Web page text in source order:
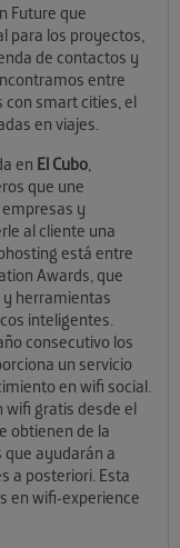
Future que
para los proyectos,
de contactos y
entre
smart cities, el
en viajes.
en El Cubo,
que une
y
al cliente una
está entre
Awards, que
y herramientas
inteligentes.
consecutivo los
un servicio
en wifi social.
wifi gratis desde el
obtienen de la
ayudarán a
a posteriori. Esta
en wifi-experience